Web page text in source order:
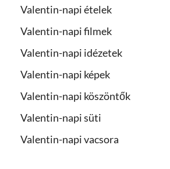
Valentin-napi ételek
Valentin-napi filmek
Valentin-napi idézetek
Valentin-napi képek
Valentin-napi köszöntők
Valentin-napi süti
Valentin-napi vacsora